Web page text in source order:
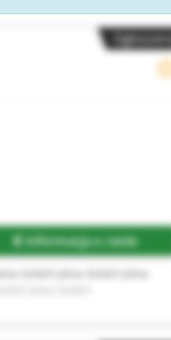
Ogłoszenia
Informacja o cenie
GmbH jöma GmbH jöma